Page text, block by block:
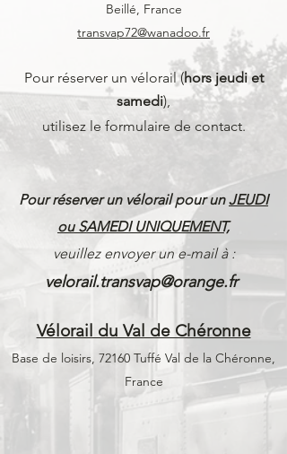
Beillé, France
transvap72@wanadoo.fr
​Pour réserver un vélorail (hors jeudi et
samedi),
utilisez le formulaire de contact.
Pour réserver un vélorail pour unJEUDI
ou SAMEDI UNIQUEMENT,
veuillez envoyer un e-mail à :
velorail.transvap@orange.fr
Vélorail du Val de Chéronne
Base de loisirs, 72160 Tuffé Val de la Chéronne,
France